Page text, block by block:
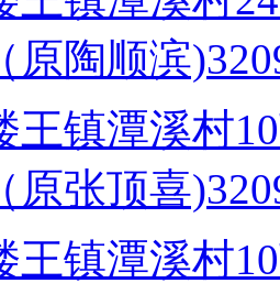
（原陶顺滨
王镇潭溪村
（原张顶喜
王镇潭溪村